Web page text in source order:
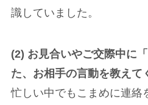
識していました。
(2) お見合いやご交際中に
た、お相手の言動を教えて
忙しい中でもこまめに連絡